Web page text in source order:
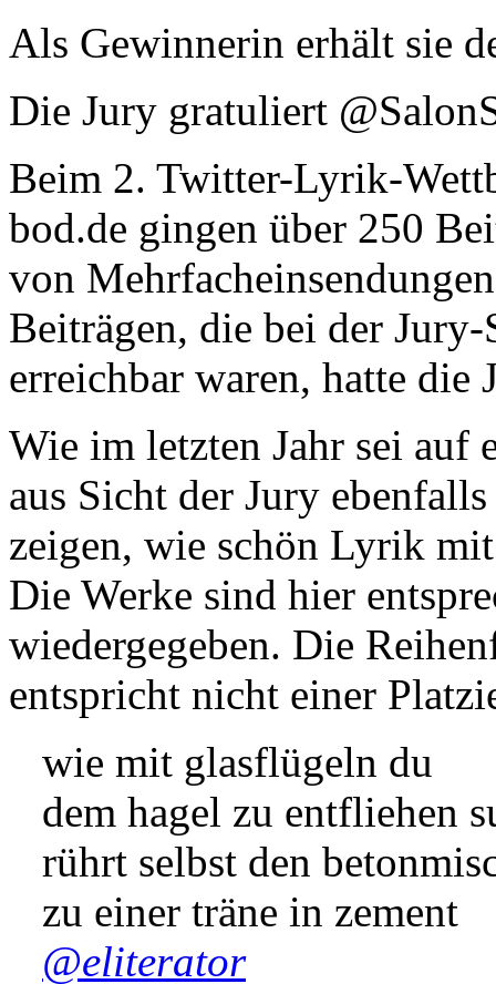
Als Gewinnerin erhält sie
Die Jury gratuliert
Beim 2. Twitter-Lyrik-
bod.de gingen über 250
von
Beiträgen, die bei der
erreichbar waren, hatte die
Wie im letzten Jahr sei auf
aus Sicht der Jury
zeigen, wie schön Lyrik
Die Werke sind hier
wiedergegeben. Die
entspricht nicht einer
wie mit glasflügeln du
dem hagel zu entfliehen
rührt selbst den
zu einer träne in zement
@eliterator